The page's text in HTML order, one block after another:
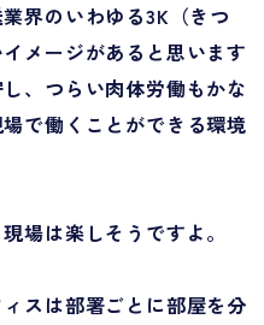
界のいわゆる3K（きつ
メージがあると思います
、つらい肉体労働もかな
で働くことができる環境
場は楽しそうですよ。
スは部署ごとに部屋を分